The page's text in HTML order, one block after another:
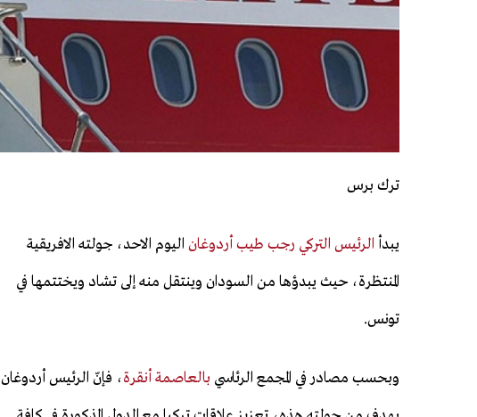
ترك برس
يبدأ الرئيس التركي رجب طيب أردوغان اليوم الاحد، جولته الافريقية
المنتظرة، حيث يبدؤها من السودان وينتقل منه إلى تشاد ويختتمها في
تونس.
وبحسب مصادر في المجمع الرئاسي بالعاصمة أنقرة، فإنّ الرئيس أردوغان